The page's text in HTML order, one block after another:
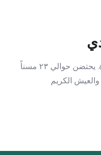
حوالي ٢٣ مسناً
الكريم